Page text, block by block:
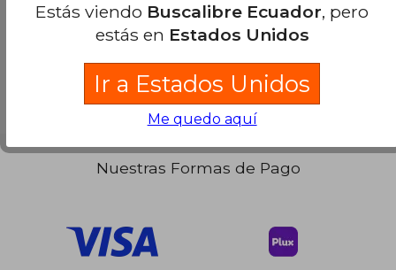
$ 80.09
$ 44.05
Nuestras Formas de Pago
Estás viendo Buscalibre Ecuador, pero
estás en Estados Unidos
Ir a Estados Unidos
Me quedo aquí